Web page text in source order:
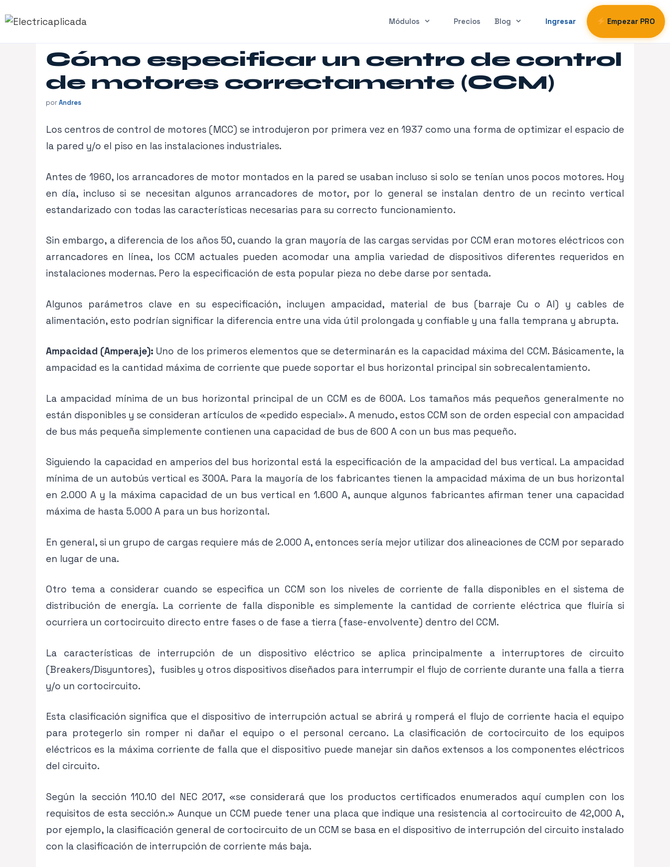
al
Módulos Precios Blog Ingresar Empezar PRO
Cómo especificar un centro de control
de motores correctamente (CCM)
porAndres
Los centros de control de motores (MCC) se introdujeron por primera vez en 1937 como una forma de optimizar el espacio de
la pared y/o el piso en las instalaciones industriales.
Antes de 1960, los arrancadores de motor montados en la pared se usaban incluso si solo se tenían unos pocos motores. Hoy
en día, incluso si se necesitan algunos arrancadores de motor, por lo general se instalan dentro de un recinto vertical
estandarizado con todas las características necesarias para su correcto funcionamiento.
Sin embargo, a diferencia de los años 50, cuando la gran mayoría de las cargas servidas por CCM eran motores eléctricos con
arrancadores en línea, los CCM actuales pueden acomodar una amplia variedad de dispositivos diferentes requeridos en
instalaciones modernas. Pero la especificación de esta popular pieza no debe darse por sentada.
Algunos parámetros clave en su especificación, incluyen ampacidad, material de bus (barraje Cu o Al) y cables de
alimentación, esto podrían significar la diferencia entre una vida útil prolongada y confiable y una falla temprana y abrupta.
Ampacidad (Amperaje): Uno de los primeros elementos que se determinarán es la capacidad máxima del CCM. Básicamente, la
ampacidad es la cantidad máxima de corriente que puede soportar el bus horizontal principal sin sobrecalentamiento.
La ampacidad mínima de un bus horizontal principal de un CCM es de 600A. Los tamaños más pequeños generalmente no
están disponibles y se consideran artículos de «pedido especial». A menudo, estos CCM son de orden especial con ampacidad
de bus más pequeña simplemente contienen una capacidad de bus de 600 A con un bus mas pequeño.
Siguiendo la capacidad en amperios del bus horizontal está la especificación de la ampacidad del bus vertical. La ampacidad
mínima de un autobús vertical es 300A. Para la mayoría de los fabricantes tienen la ampacidad máxima de un bus horizontal
en 2.000 A y la máxima capacidad de un bus vertical en 1.600 A, aunque algunos fabricantes afirman tener una capacidad
máxima de hasta 5.000 A para un bus horizontal.
En general, si un grupo de cargas requiere más de 2.000 A, entonces sería mejor utilizar dos alineaciones de CCM por separado
en lugar de una.
Otro tema a considerar cuando se especifica un CCM son los niveles de corriente de falla disponibles en el sistema de
distribución de energía. La corriente de falla disponible es simplemente la cantidad de corriente eléctrica que fluiría si
ocurriera un cortocircuito directo entre fases o de fase a tierra (fase-envolvente) dentro del CCM.
La características de interrupción de un dispositivo eléctrico se aplica principalmente a interruptores de circuito
(Breakers/Disyuntores), fusibles y otros dispositivos diseñados para interrumpir el flujo de corriente durante una falla a tierra
y/o un cortocircuito.
Esta clasificación significa que el dispositivo de interrupción actual se abrirá y romperá el flujo de corriente hacia el equipo
para protegerlo sin romper ni dañar el equipo o el personal cercano. La clasificación de cortocircuito de los equipos
eléctricos es la máxima corriente de falla que el dispositivo puede manejar sin daños extensos a los componentes eléctricos
del circuito.
Según la sección 110.10 del NEC 2017, «se considerará que los productos certificados enumerados aquí cumplen con los
requisitos de esta sección.» Aunque un CCM puede tener una placa que indique una resistencia al cortocircuito de 42,000 A,
por ejemplo, la clasificación general de cortocircuito de un CCM se basa en el dispositivo de interrupción del circuito instalado
con la clasificación de interrupción de corriente más baja.